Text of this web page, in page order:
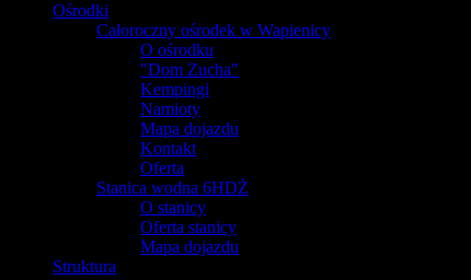
Ośrodki
Całoroczny ośrodek w Wapienicy
O ośrodku
"Dom Zucha"
Kempingi
Namioty
Mapa dojazdu
Kontakt
Oferta
Stanica wodna 6HDŻ
O stanicy
Oferta stanicy
Mapa dojazdu
Struktura